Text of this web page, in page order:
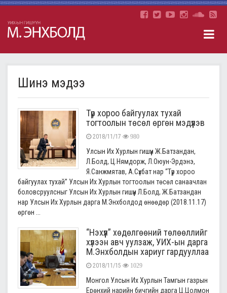
Шинэ мэдээ
Түр хороо байгуулах тухай
тогтоолын төсөл өргөн мэдүүлэв
2018/11/17 980
Улсын Их Хурлын гишүүн Ж.Батзандан,
Л.Болд, Ц.Нямдорж, Л.Оюун-Эрдэнэ,
Я.Санжмятав, А.Сүхбат нар “Түр хороо
байгуулах тухай” Улсын Их Хурлын тогтоолын төсөл санаачлан
боловсруулсныг Улсын Их Хурлын гишүүн Л.Болд, Ж.Батзандан
нар Улсын Их Хурлын дарга М.Энхболдод өнөөдөр (2018.11.17)
өргөн ...
“Нэхүүл” хөдөлгөөний төлөөллийг
хүлээн авч уулзаж, УИХ-ын дарга
М.Энхболдын хариуг гардууллаа
2018/11/15 1029
Монгол Улсын Их Хурлын Тамгын газрын
Ерөнхий нарийн бичгийн дарга Ц.Цолмон